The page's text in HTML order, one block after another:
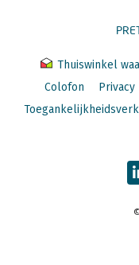
Thuiswinkel
Colofon
Privacy